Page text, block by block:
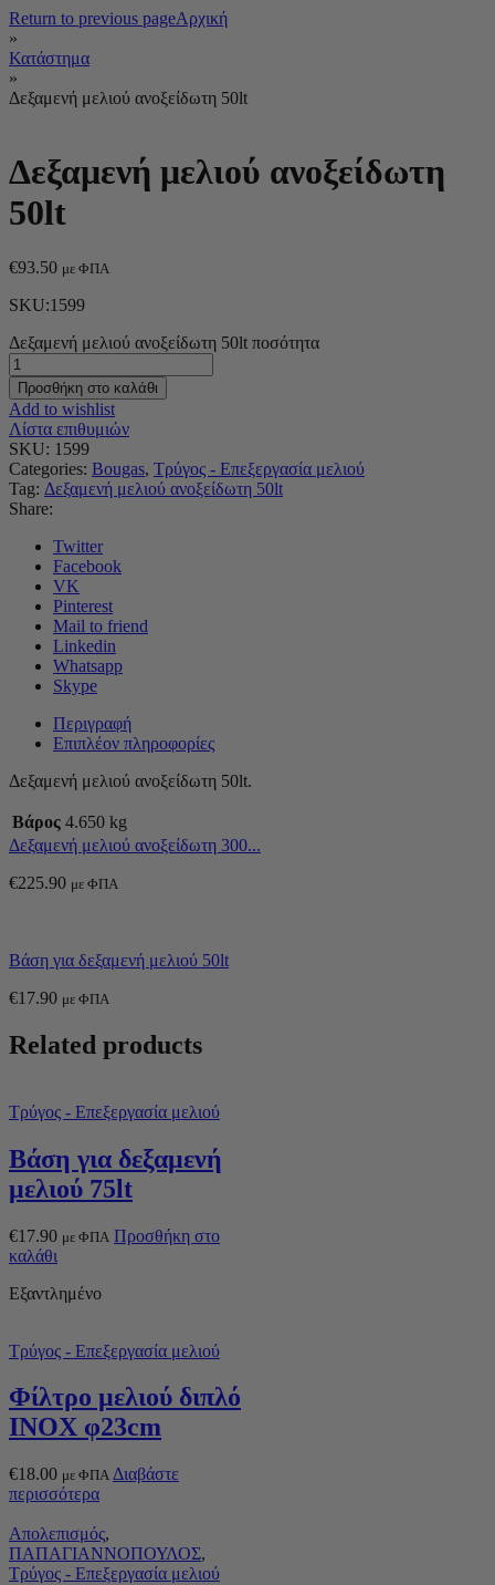
Return to previous pageΑρχική
»
Κατάστημα
»
Δεξαμενή μελιού ανοξείδωτη 50lt
Δεξαμενή μελιού ανοξείδωτη
50lt
€93.50 με ΦΠΑ
SKU:1599
Δεξαμενή μελιού ανοξείδωτη 50lt ποσότητα
Προσθήκη στο καλάθι
Add to wishlist
Λίστα επιθυμιών
SKU: 1599
Categories: Bougas, Τρύγος - Επεξεργασία μελιού
Tag: Δεξαμενή μελιού ανοξείδωτη 50lt
Share:
Twitter
Facebook
VK
Pinterest
Mail to friend
Linkedin
Whatsapp
Skype
Περιγραφή
Επιπλέον πληροφορίες
Δεξαμενή μελιού ανοξείδωτη 50lt.
Βάρος 4.650 kg
Δεξαμενή μελιού ανοξείδωτη 300...
€225.90 με ΦΠΑ
Βάση για δεξαμενή μελιού 50lt
€17.90 με ΦΠΑ
Related products
Τρύγος - Επεξεργασία μελιού
Βάση για δεξαμενή
μελιού 75lt
€17.90 με ΦΠΑ Προσθήκη στο
καλάθι
Εξαντλημένο
Τρύγος - Επεξεργασία μελιού
Φίλτρο μελιού διπλό
ΙΝΟΧ φ23cm
€18.00 με ΦΠΑ Διαβάστε
περισσότερα
Απολεπισμός,
ΠΑΠΑΓΙΑΝΝΟΠΟΥΛΟΣ,
Τρύγος - Επεξεργασία μελιού